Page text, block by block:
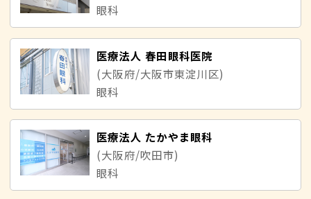
眼科
医療法人 春田眼科医院
(大阪府/大阪市東淀川区)
眼科
医療法人 たかやま眼科
(大阪府/吹田市)
眼科